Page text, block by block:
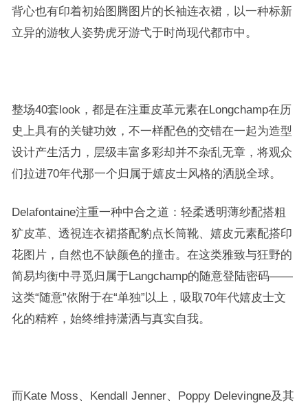
背心也有印着初始图腾图片的长袖连衣裙，以一种标新
立异的游牧人姿势虎牙游弋于时尚现代都市中。
整场40套look，都是在注重皮革元素在Longchamp在历
史上具有的关键功效，不一样配色的交错在一起为造型
设计产生活力，层级丰富多彩却并不杂乱无章，将观众
们拉进70年代那一个归属于嬉皮士风格的洒脱全球。
Delafontaine注重一种中合之道：轻柔透明薄纱配搭粗
犷皮革、透視连衣裙搭配豹点长筒靴、嬉皮元素配搭印
花图片，自然也不缺颜色的撞击。在这类雅致与狂野的
简易均衡中寻觅归属于Langchamp的随意登陆密码——
这类“随意”依附于在“单独”以上，吸取70年代嬉皮士文
化的精粹，始终维持潇洒与真实自我。
而Kate Moss、Kendall Jenner、Poppy Delevingne及其